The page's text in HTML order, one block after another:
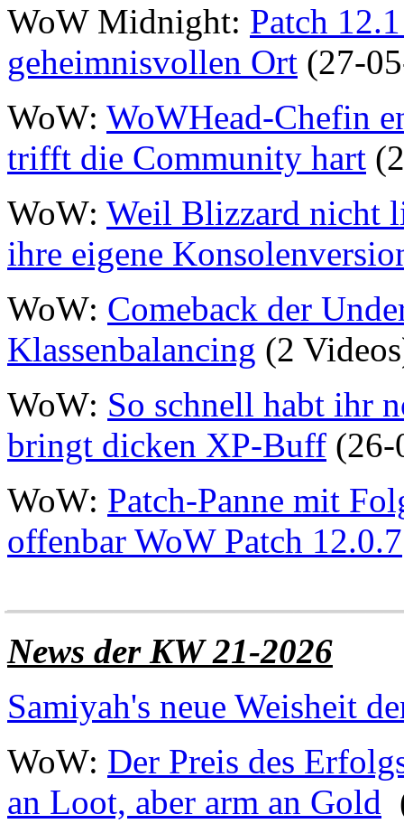
WoW Midnight: Patch
geheimnisvollen Ort (27-
WoW: WoWHead-Chefin
trifft die Community hart
WoW: Weil Blizzard nicht
ihre eigene
WoW: Comeback der
Klassenbalancing (2
WoW: So schnell habt ihr
bringt dicken XP-Buff (26-
WoW: Patch-Panne mit
offenbar WoW Patch 12.0.7
News der KW 21-2026
Samiyah's neue Weisheit
WoW: Der Preis des
an Loot, aber arm an Gold